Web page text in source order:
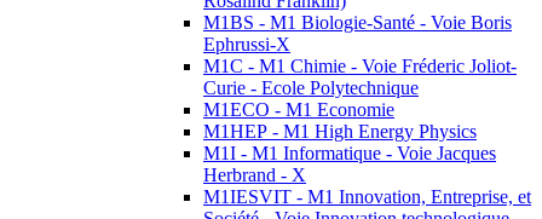
M1BS - M1 Biologie-Santé - Voie Boris
Ephrussi-X
M1C - M1 Chimie - Voie Fréderic Joliot-
Curie - Ecole Polytechnique
M1ECO - M1 Economie
M1HEP - M1 High Energy Physics
M1I - M1 Informatique - Voie Jacques
Herbrand - X
M1IESVIT - M1 Innovation, Entreprise, et